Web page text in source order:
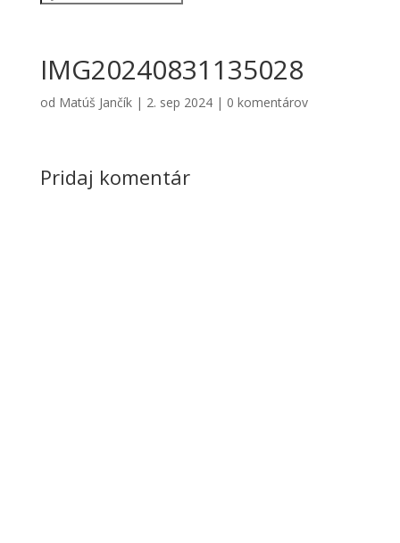
IMG20240831135028
od Matúš Jančík| 2. sep 2024| 0 komentárov
Pridaj komentár